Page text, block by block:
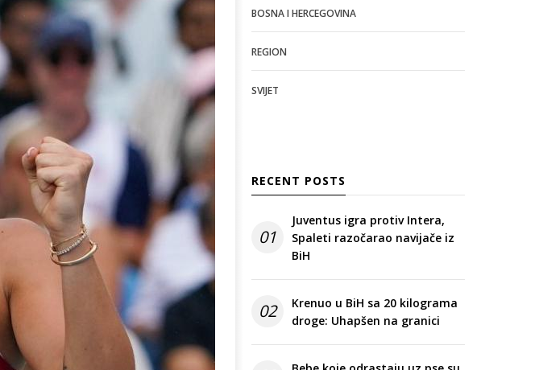
BOSNA I HERCEGOVINA
REGION
SVIJET
RECENT POSTS
01
Juventus igra protiv Intera,
Spaleti razočarao navijače iz
BiH
02
Krenuo u BiH sa 20 kilograma
droge: Uhapšen na granici